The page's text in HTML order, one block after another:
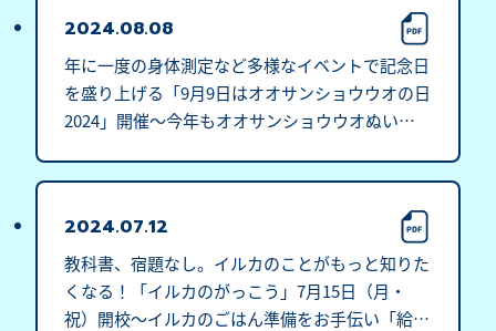
2024.08.08
年に一度の身体測定など多様なイベントで記念日
を盛り上げる「9月9日はオオサンショウウオの日
2024」開催～今年もオオサンショウウオぬいぐる
2024.07.12
教科書、宿題なし。イルカのことがもっと知りた
くなる！「イルカのがっこう」7月15日（月・
祝）開校～イルカのごはん準備をお手伝い「給食